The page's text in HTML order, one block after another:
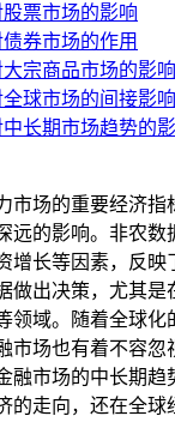
票市场的影响
券市场的作用
宗商品市场的影响
球市场的间接影响
长期市场趋势的
市场的重要经济指
远的影响。非农数
增长等因素，反映
做出决策，尤其是
领域。随着全球化
市场也有着不容忽
融市场的中长期趋
的走向，还在全球